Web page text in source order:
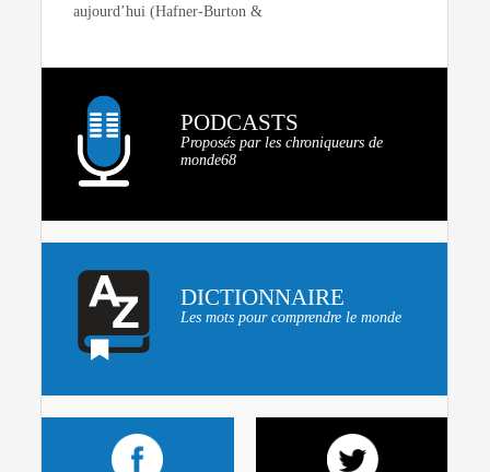
aujourd’hui (Hafner-Burton &
PODCASTS
Proposés par les chroniqueurs de
monde68
DICTIONNAIRE
Les mots pour comprendre le monde